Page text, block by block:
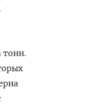
тонн.